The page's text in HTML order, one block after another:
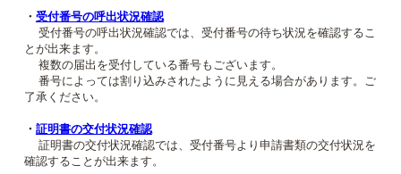
来庁日時の事前予約
事前予約の確認・取消
混雑予想カレンダー
本サイトのご利用案内
・ 受付番号の呼出状況確認
受付番号の呼出状況確認では、受付番号の待ち状況を確認するこ
とが出来ます。
複数の届出を受付している番号もございます。
番号によっては割り込みされたように見える場合があります。ご
了承ください。
・ 証明書の交付状況確認
証明書の交付状況確認では、受付番号より申請書類の交付状況を
確認することが出来ます。